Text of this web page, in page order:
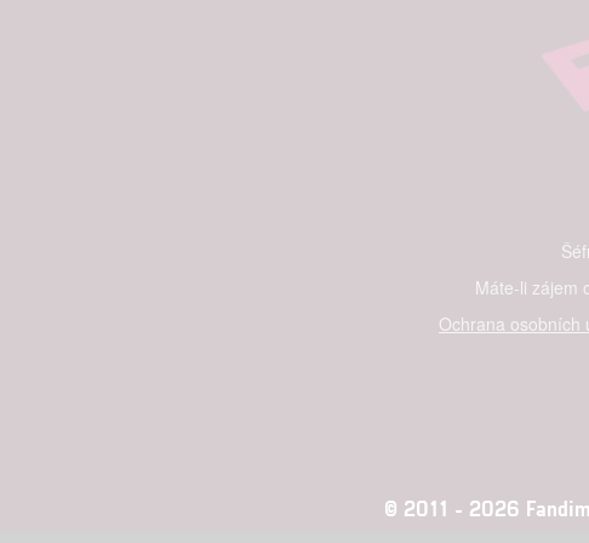
Máte-li zájem
Ochrana osobních
© 2011 - 2026